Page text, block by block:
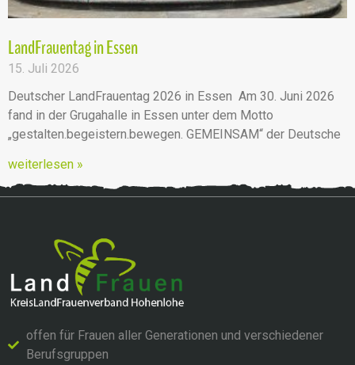
LandFrauentag in Essen
15. Juli 2026
Deutscher LandFrauentag 2026 in Essen Am 30. Juni 2026
fand in der Grugahalle in Essen unter dem Motto
„gestalten.begeistern.bewegen. GEMEINSAM“ der Deutsche
weiterlesen »
offen für Frauen aller Generationen und verschiedener
Berufsgruppen